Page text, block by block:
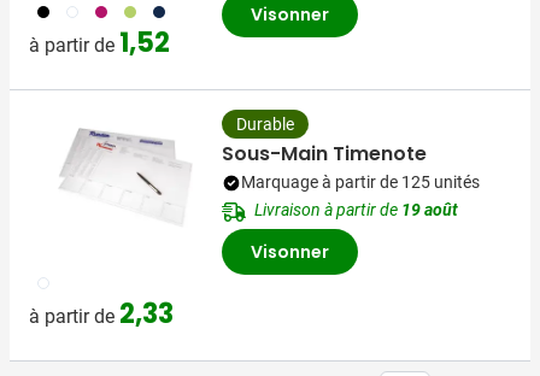
001 002 117 019 536
à partir de 1,52
Visonner
002
à partir de 2,33
Durable
Sous-Main Timenote
Marquage à partir de 125 unités
Livraison à partir de 19 août
Visonner